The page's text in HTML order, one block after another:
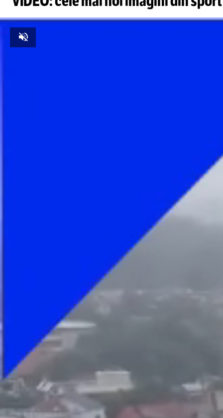
Unmute